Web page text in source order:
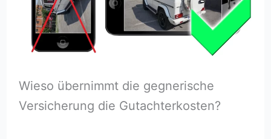
Wieso übernimmt die gegnerische
Versicherung die Gutachterkosten?